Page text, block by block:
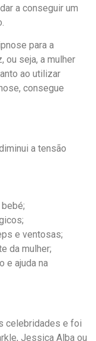
a conseguir um
para a
ou seja, a mulher
ao utilizar
consegue
a tensão
e ventosas;
da mulher;
e ajuda na
celebridades e foi
Jessica Alba ou